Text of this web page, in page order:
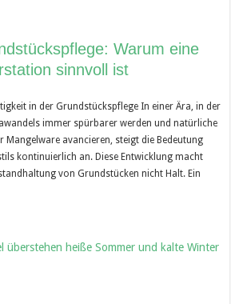
Warum eine
sinnvoll ist
in der Grundstückspflege In einer Ära, in der
immer spürbarer werden und natürliche
Mangelware avancieren, steigt die Bedeutung
kontinuierlich an. Diese Entwicklung macht
von Grundstücken nicht Halt. Ein
überstehen heiße Sommer und kalte Winter